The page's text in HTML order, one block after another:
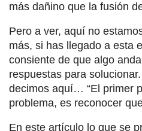
más dañino que la fusión
Pero a ver, aquí no
más, si has llegado a esta
consiente de que algo
respuestas para
decimos aquí… “El primer
problema, es reconocer
En este artículo lo que se